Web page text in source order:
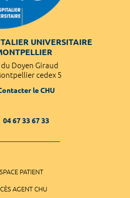
UNIVERSITAIRE
du Doyen Giraud
cedex 5
le CHU
04 67 33 67 33
PATIENT
AGENT CHU